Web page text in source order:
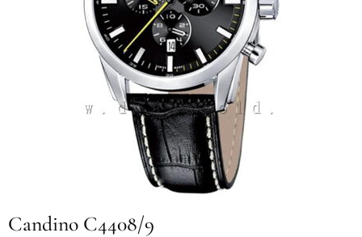
Candino C4408/9